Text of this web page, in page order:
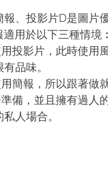
、投影片D是圖片
用於以下三種情境︰
投影片，此時使用
品味。
簡報，所以跟著做
備，並且擁有過人的
人場合。